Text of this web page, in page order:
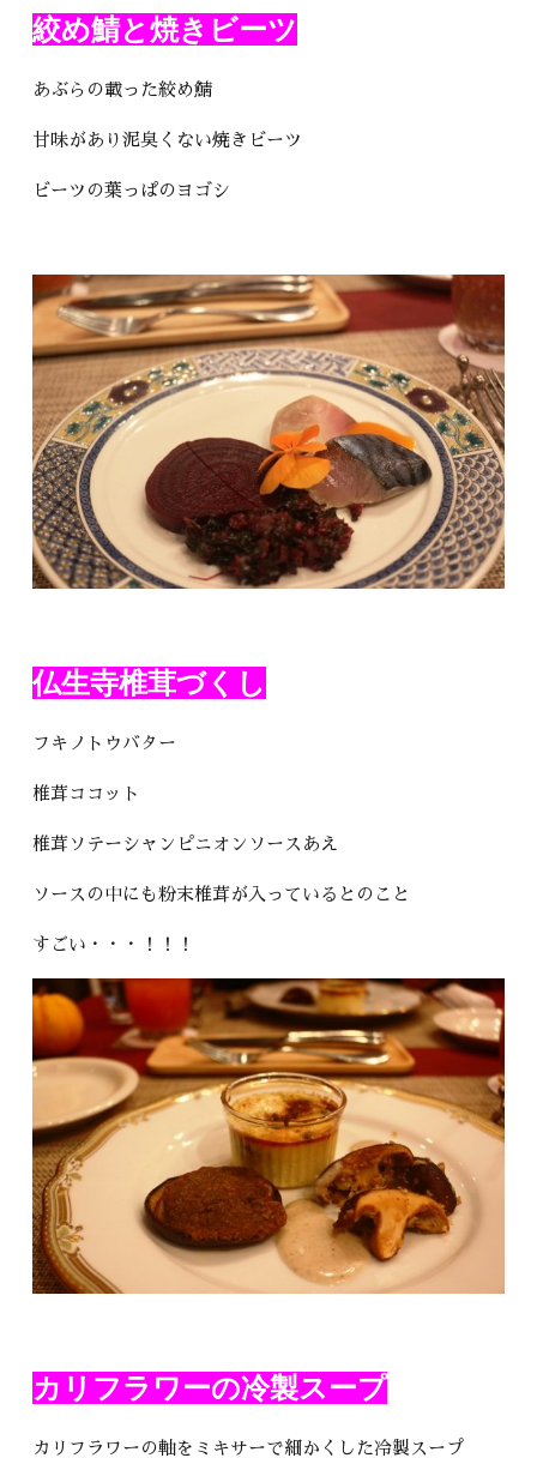
絞め鯖と焼きビーツ
あぶらの載った絞め鯖
甘味があり泥臭くない焼きビーツ
ビーツの葉っぱのヨゴシ
仏生寺椎茸づくし
フキノトウバター
椎茸ココット
椎茸ソテーシャンピニオンソースあえ
ソースの中にも粉末椎茸が入っているとのこと
すごい・・・！！！
カリフラワーの冷製スープ
カリフラワーの軸をミキサーで細かくした冷製スープ